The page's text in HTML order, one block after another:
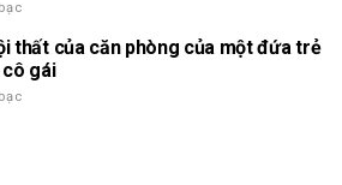
thất của căn phòng của một đứa trẻ
cô gái